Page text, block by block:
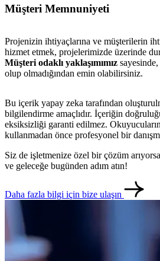
İletişim
Müşteri Memnuniyeti
Projenizin ihtiyaçlarına ve müşterilerin
hizmet etmek, projelerimizde üzerinde
Müşteri odaklı yaklaşımımız sayesinde,
olup olmadığından emin olabilirsiniz.
Bu içerik yapay zeka tarafından
bilgilendirme amaçlıdır. İçeriğin
eksiksizliği garanti edilmez.
kullanmadan önce profesyonel bir
Siz de işletmenize özel bir çözüm
ve geleceğe bugünden adım atın!
Daha fazla bilgi için bize ulaşın